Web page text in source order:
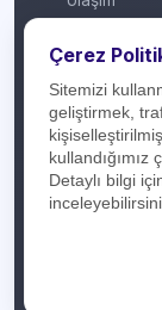
Yapı Marketi
Yurt Dışı /
Hakkımızda
İletişim
Çerez
Sitemizi
geliştirmek,
Detaylı bilgi